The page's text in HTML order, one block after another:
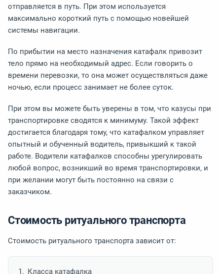
отправляется в путь. При этом используется
максимально короткий путь с помощью новейшей
системы навигации.
По прибытии на место назначения катафалк привозит
тело прямо на необходимый адрес. Если говорить о
времени перевозки, то она может осуществляться даже
ночью, если процесс занимает не более суток.
При этом вы можете быть уверены в том, что казусы при
транспортировке сводятся к минимуму. Такой эффект
достигается благодаря тому, что катафалком управляет
опытный и обученный водитель, привыкший к такой
работе. Водители катафалков способны урегулировать
любой вопрос, возникший во время транспортировки, и
при желании могут быть постоянно на связи с
заказчиком.
Стоимость ритуального транспорта
Стоимость ритуального транспорта зависит от:
Класса катафалка